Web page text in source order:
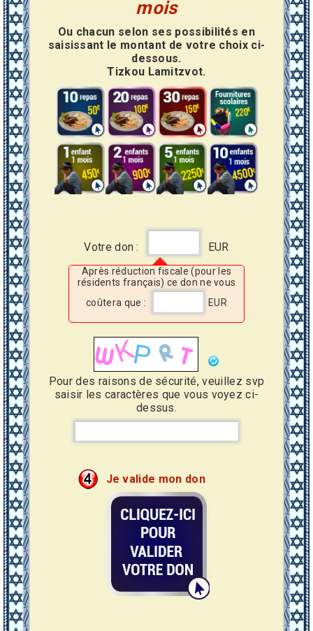
mois
Ou chacun selon ses possibilités en
saisissant le montant de votre choix ci-
dessous.
Tizkou Lamitzvot.
Votre don : EUR
Après réduction fiscale (pour les
résidents français) ce don ne vous
coûtera que :
EUR
Pour des raisons de sécurité, veuillez svp
saisir les caractères que vous voyez ci-
dessus.
Je valide mon don